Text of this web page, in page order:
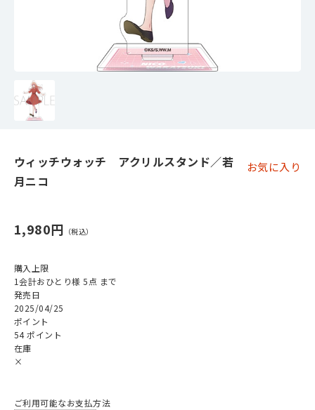
ウィッチウォッチ アクリルスタンド／若
月ニコ
お気に入り
1,980円
購入上限
1会計おひとり様 5点 まで
発売日
2025/04/25
ポイント
54 ポイント
在庫
×
ご利用可能なお支払方法